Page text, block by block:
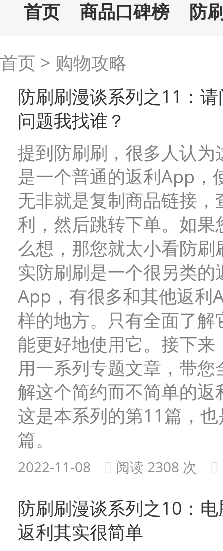
首页 商品口碑榜 防
首页 > 购物攻略
防刷刷漫谈系列之11：
问题我找谁？
提到防刷刷，很多人认为
是一个普通的返利App，
无非就是复制商品链接，
利，然后跳转下单。如果
么想，那您就太小看防刷
实防刷刷是一个很另类的
App，有很多和其他返利
样的地方。只有全面了解
能更好地使用它。接下来
用一系列专题文章，带您
解这个简约而不简单的返
这是本系列的第11篇，
篇。
2022-11-08 阅读 2308 次
防刷刷漫谈系列之10：
返利其实很简单